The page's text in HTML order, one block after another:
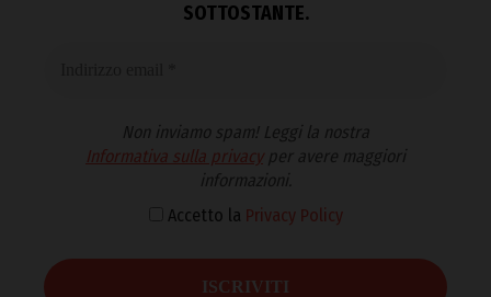
SOTTOSTANTE.
Non inviamo spam! Leggi la nostra
Informativa sulla privacyper avere maggiori
informazioni.
Accetto la Privacy Policy